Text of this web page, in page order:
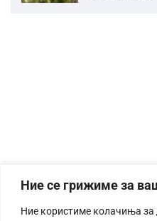
Ние се грижиме за
Ние користиме колачиња